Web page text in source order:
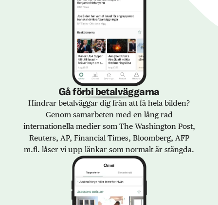
Gå förbi betalväggarna
Hindrar betalväggar dig från att få hela bilden?
Genom samarbeten med en lång rad
internationella medier som The Washington Post,
Reuters, AP, Financial Times, Bloomberg, AFP
m.fl. låser vi upp länkar som normalt är stängda.